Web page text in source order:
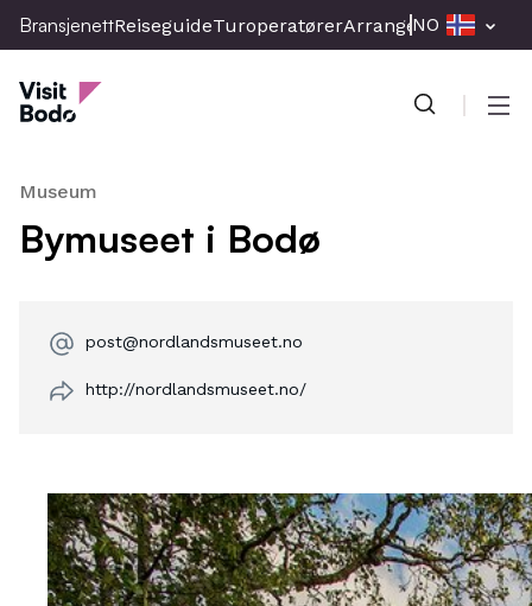
Skip
to
main
content
BransjenettReiseguideTuroperatørerArrangementPresse
NO
Bransjenett
Museum
Bymuseet i Bodø
post@nordlandsmuseet.no
http://nordlandsmuseet.no/